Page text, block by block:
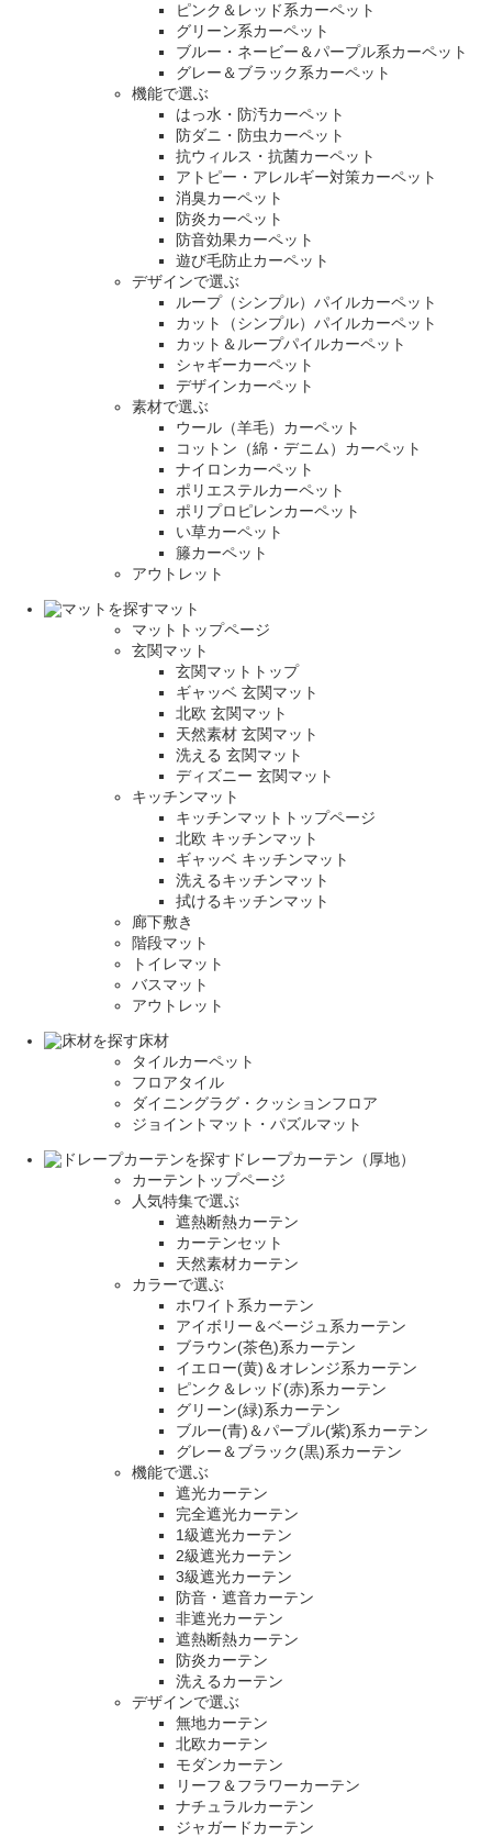
ピンク＆レッド系カーペット
グリーン系カーペット
ブルー・ネービー＆パープル系カーペット
グレー＆ブラック系カーペット
機能で選ぶ
はっ水・防汚カーペット
防ダニ・防虫カーペット
抗ウィルス・抗菌カーペット
アトピー・アレルギー対策カーペット
消臭カーペット
防炎カーペット
防音効果カーペット
遊び毛防止カーペット
デザインで選ぶ
ループ（シンプル）パイルカーペット
カット（シンプル）パイルカーペット
カット＆ループパイルカーペット
シャギーカーペット
デザインカーペット
素材で選ぶ
ウール（羊毛）カーペット
コットン（綿・デニム）カーペット
ナイロンカーペット
ポリエステルカーペット
ポリプロピレンカーペット
い草カーペット
籐カーペット
アウトレット
マット
マットトップページ
玄関マット
玄関マットトップ
ギャッベ 玄関マット
北欧 玄関マット
天然素材 玄関マット
洗える 玄関マット
ディズニー 玄関マット
キッチンマット
キッチンマットトップページ
北欧 キッチンマット
ギャッベ キッチンマット
洗えるキッチンマット
拭けるキッチンマット
廊下敷き
階段マット
トイレマット
バスマット
アウトレット
床材
タイルカーペット
フロアタイル
ダイニングラグ・クッションフロア
ジョイントマット・パズルマット
ドレープカーテン（厚地）
カーテントップページ
人気特集で選ぶ
遮熱断熱カーテン
カーテンセット
天然素材カーテン
カラーで選ぶ
ホワイト系カーテン
アイボリー＆ベージュ系カーテン
ブラウン(茶色)系カーテン
イエロー(黄)＆オレンジ系カーテン
ピンク＆レッド(赤)系カーテン
グリーン(緑)系カーテン
ブルー(青)＆パープル(紫)系カーテン
グレー＆ブラック(黒)系カーテン
機能で選ぶ
遮光カーテン
完全遮光カーテン
1級遮光カーテン
2級遮光カーテン
3級遮光カーテン
防音・遮音カーテン
非遮光カーテン
遮熱断熱カーテン
防炎カーテン
洗えるカーテン
デザインで選ぶ
無地カーテン
北欧カーテン
モダンカーテン
リーフ＆フラワーカーテン
ナチュラルカーテン
ジャガードカーテン